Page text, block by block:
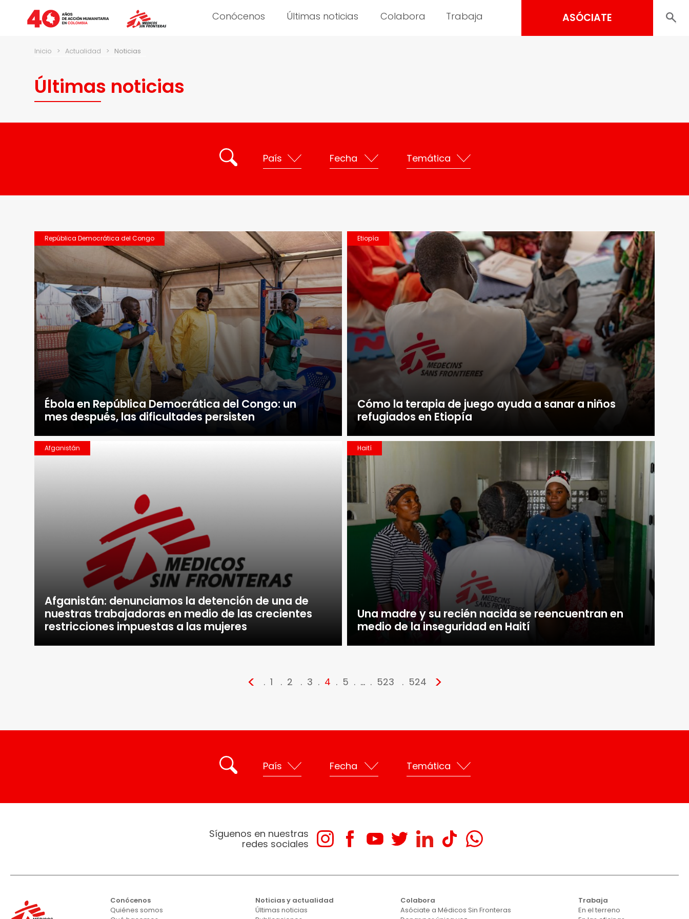
Conócenos Últimas noticias Colabora Trabaja ASÓCIATE
Inicio > Actualidad > Noticias
Últimas noticias
República Democrática del Congo
Ébola en República Democrática del Congo: un
mes después, las dificultades persisten
Etiopía
Cómo la terapia de juego ayuda a sanar a niños
refugiados en Etiopía
Afganistán
Afganistán: denunciamos la detención de una de
nuestras trabajadoras en medio de las crecientes
restricciones impuestas a las mujeres
Haití
Una madre y su recién nacida se reencuentran en
medio de la inseguridad en Haití
< 1 2 3 4 5 … 523 524 >
Síguenos en nuestras
redes sociales
Conócenos
Quiénes somos
Noticias y actualidad
Últimas noticias
Colabora
Asóciate a Médicos Sin Fronteras
Trabaja
En el terreno